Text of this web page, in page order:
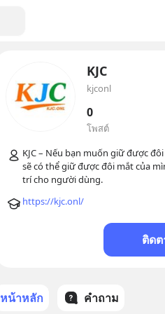
KJC
kjconl
0
โพสต์
KJC – Nếu bạn muốn giữ được
sẽ có thể giữ được đôi mắt của
trí cho người dùng.
https://kjc.onl/
ติด
หน้าหลัก คำถาม